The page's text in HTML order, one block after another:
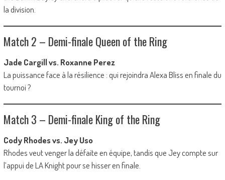
la division.
Match 2 – Demi-finale Queen of the Ring
Jade Cargill vs. Roxanne Perez
La puissance face à la résilience : qui rejoindra Alexa Bliss en finale du
tournoi ?
Match 3 – Demi-finale King of the Ring
Cody Rhodes vs. Jey Uso
Rhodes veut venger la défaite en équipe, tandis que Jey compte sur
l’appui de LA Knight pour se hisser en finale.